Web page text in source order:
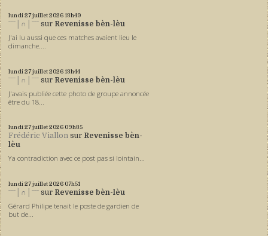
lundi 27juillet 202613h49
ˉˉˉ│∩│ˉˉˉ sur Revenisse bèn-lèu
J'ai lu aussi que ces matches avaient lieu le
dimanche....
lundi 27juillet 202613h44
ˉˉˉ│∩│ˉˉˉ sur Revenisse bèn-lèu
J'avais publiée cette photo de groupe annoncée
être du 18...
lundi 27juillet 2026 09h35
Frédéric Viallon sur Revenisse bèn-
lèu
Ya contradiction avec ce post pas si lointain...
lundi 27juillet 2026 07h51
ˉˉˉ│∩│ˉˉˉ sur Revenisse bèn-lèu
Gérard Philipe tenait le poste de gardien de
but de...